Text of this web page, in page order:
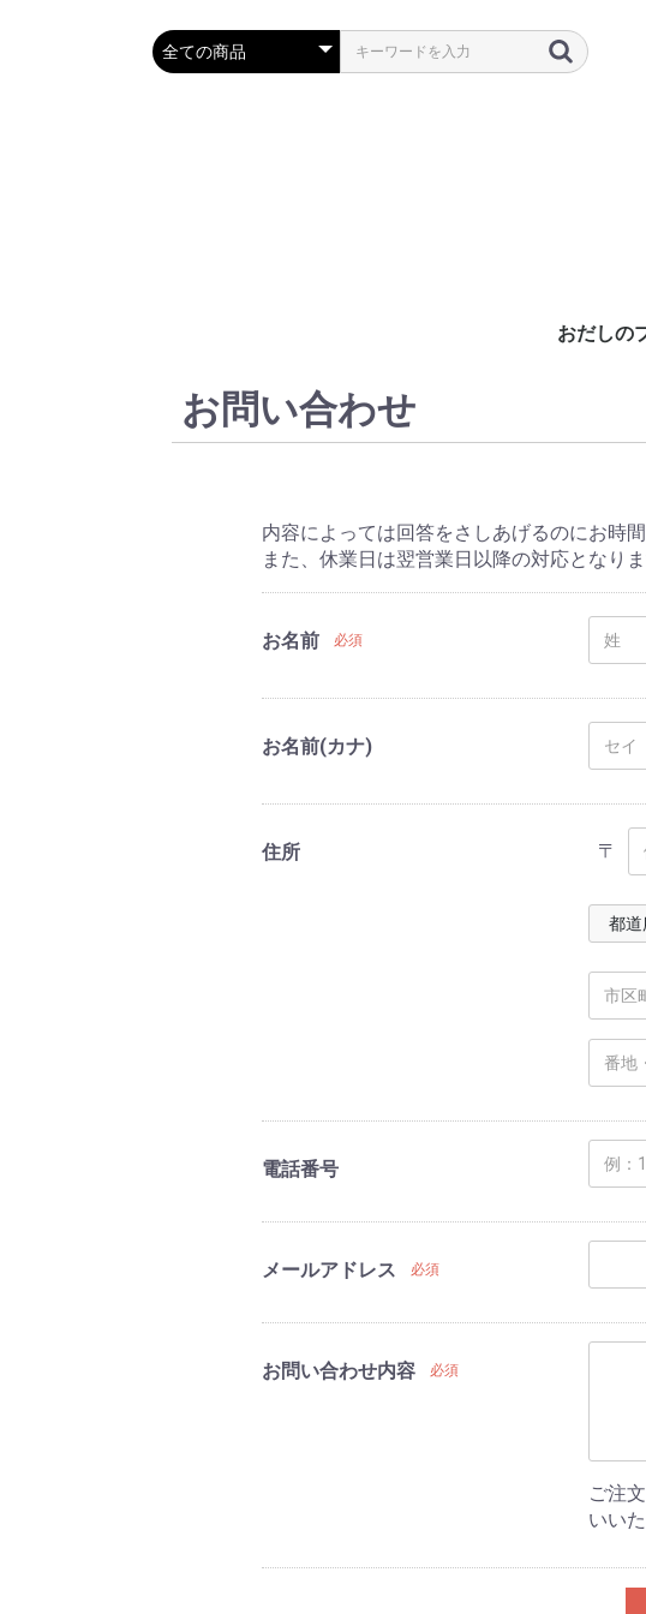
おだしの
お問い合わせ
内容によっては回答をさしあげるのにお時
また、休業日は翌営業日以降の対応となり
お名前 必須
お名前(カナ)
住所 〒
電話番号
メールアドレス 必須
お問い合わせ内容 必須
ご注
いい